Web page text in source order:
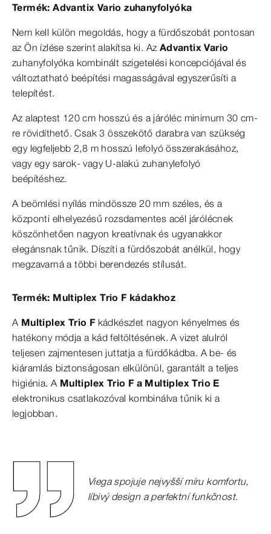
Termék: Advantix Vario zuhanyfolyóka
Nem kell külön megoldás, hogy a fürdőszobát pontosan
az Ön ízlése szerint alakítsa ki. Az Advantix Vario
zuhanyfolyóka kombinált szigetelési koncepciójával és
változtatható beépítési magasságával egyszerűsíti a
telepítést.
Az alaptest 120 cm hosszú és a járóléc minimum 30 cm-
re rövidíthető. Csak 3 összekötő darabra van szükség
egy legfeljebb 2,8 m hosszú lefolyó összerakásához,
vagy egy sarok- vagy U-alakú zuhanylefolyó
beépítéshez.
A beömlési nyílás mindössze 20 mm széles, és a
központi elhelyezésű rozsdamentes acél járólécnek
köszönhetően nagyon kreatívnak és ugyanakkor
elegánsnak tűnik. Díszíti a fürdőszobát anélkül, hogy
megzavarná a többi berendezés stílusát.
Termék: Multiplex Trio F kádakhoz
A Multiplex Trio Fkádkészlet nagyon kényelmes és
hatékony módja a kád feltöltésének. A vizet alulról
teljesen zajmentesen juttatja a fürdőkádba. A be- és
kiáramlás biztonságosan elkülönül, garantált a teljes
higiénia. A Multiplex Trio F a Multiplex Trio E
elektronikus csatlakozóval kombinálva tűnik ki a
legjobban.
Viega spojuje nejvyšší míru komfortu,
líbivý design a perfektní funkčnost.